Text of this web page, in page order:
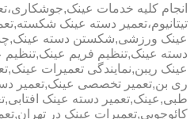
انجام کلیه خدمات
تیتانیوم،تعمیر دسته عینک
عینک ورزشی,شکستن دسته
دسته عینک,تنظیم فریم
عینک ریبن,نمایندگی تعمیرات
ری بن,تعمیر تخصصی عینک,تعمیر
طبی,عینک,تعمیر دسته عینک
کائوچویی,تعمیرات عینک در